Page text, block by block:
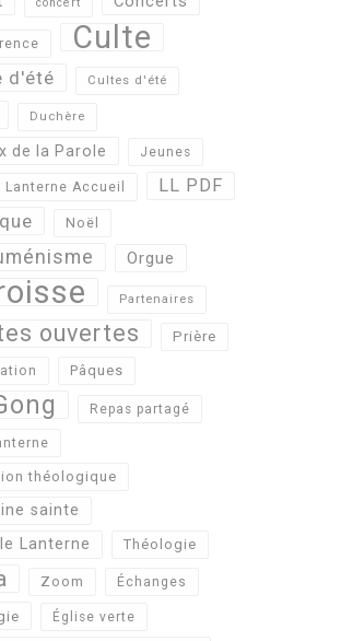
concert
Culte
d'été Cultes d'été
Duchère
de la Parole Jeunes
Lanterne Accueil LL PDF
Noël
Orgue
Partenaires
ouvertes Prière
Pâques
Repas partagé
théologique
sainte
Lanterne
Théologie
Zoom Échanges
Église verte